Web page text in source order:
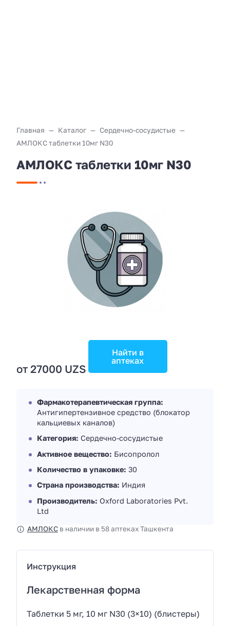
Главная Каталог
Сердечно-сосудистые
АМЛОКС таблетки 10мг N30
АМЛОКС таблетки 10мг N30
от 27000 UZS
Найти в
аптеках
Фармакотерапевтическая группа:
Антигипертензивное средство (блокатор
кальциевых каналов)
Категория: Сердечно-сосудистые
Активное вещество: Бисопролол
Количество в упаковке: 30
Страна производства: Индия
Производитель: Oxford Laboratories Pvt.
Ltd
АМЛОКСв наличии в 58 аптеках Ташкента
Инструкция
Лекарственная форма
Таблетки 5 мг, 10 мг N30 (3×10) (блистеры)